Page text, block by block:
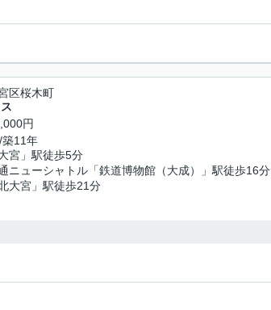
区桜木町
円
11年
宮」駅徒歩5分
ニューシャトル「鉄道博物館（大成）」駅徒歩16分
大宮」駅徒歩21分